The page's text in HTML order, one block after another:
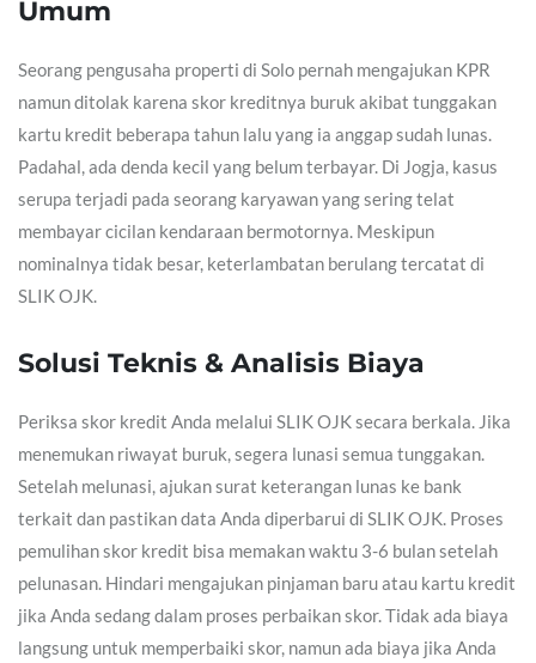
Umum
Seorang pengusaha properti di Solo pernah mengajukan KPR
namun ditolak karena skor kreditnya buruk akibat tunggakan
kartu kredit beberapa tahun lalu yang ia anggap sudah lunas.
Padahal, ada denda kecil yang belum terbayar. Di Jogja, kasus
serupa terjadi pada seorang karyawan yang sering telat
membayar cicilan kendaraan bermotornya. Meskipun
nominalnya tidak besar, keterlambatan berulang tercatat di
SLIK OJK.
Solusi Teknis & Analisis Biaya
Periksa skor kredit Anda melalui SLIK OJK secara berkala. Jika
menemukan riwayat buruk, segera lunasi semua tunggakan.
Setelah melunasi, ajukan surat keterangan lunas ke bank
terkait dan pastikan data Anda diperbarui di SLIK OJK. Proses
pemulihan skor kredit bisa memakan waktu 3-6 bulan setelah
pelunasan. Hindari mengajukan pinjaman baru atau kartu kredit
jika Anda sedang dalam proses perbaikan skor. Tidak ada biaya
langsung untuk memperbaiki skor, namun ada biaya jika Anda